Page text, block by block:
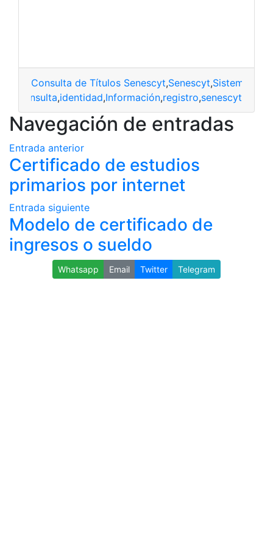
Consulta de Títulos Senescyt,Senescyt,Sistema
consulta,identidad,Información,registro,senescyt
Navegación de entradas
Entrada anterior
Certificado de estudios
primarios por internet
Entrada siguiente
Modelo de certificado de
ingresos o sueldo
Whatsapp Email Twitter Telegram